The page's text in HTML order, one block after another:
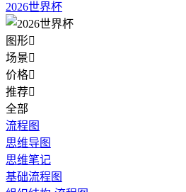
2026世界杯
图形
场景
价格
推荐
全部
流程图
思维导图
思维笔记
基础流程图